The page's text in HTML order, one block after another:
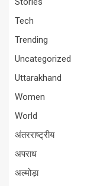
Tech
Trending
Uncategorized
Uttarakhand
Women
World
अंतरराष्ट्रीय
अपराध
अल्मोड़ा